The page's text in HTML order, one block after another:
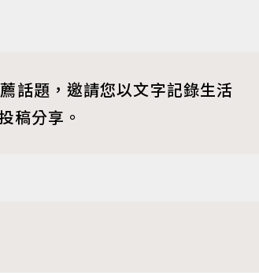
話題，邀請您以文字記錄生活
稿分享。